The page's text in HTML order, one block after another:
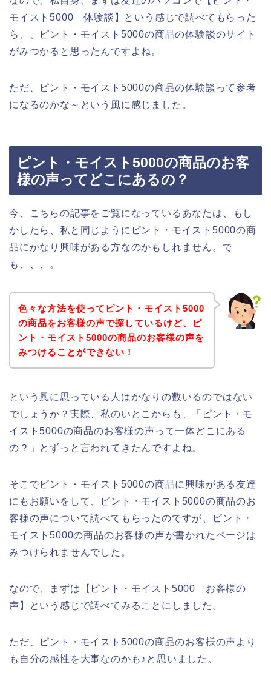
モイスト5000 体験談】という感じで調べてもらった
ら、、ピント・モイスト5000の商品の体験談のサイト
がみつかると思ったんですよね。
ただ、ピント・モイスト5000の商品の体験談って参考
になるのかな～という風に感じました。
ピント・モイスト5000の商品のお客
様の声ってどこにあるの？
今、こちらの記事をご覧になっているあなたは、もし
かしたら、私と同じようにピント・モイスト5000の商
品にかなり興味がある方なのかもしれません。で
も、、、。
色々な方法を使ってピント・モイスト5000
の商品をお客様の声で探しているけど、ピ
ント・モイスト5000の商品のお客様の声を
みつけることができない！
という風に思っている人はかなりの数いるのではない
でしょうか？実際、私のいとこからも、「ピント・モ
イスト5000の商品のお客様の声って一体どこにある
の？」とずっと言われてきたんですよね。
そこでピント・モイスト5000の商品に興味がある友達
にもお願いをして、ピント・モイスト5000の商品のお
客様の声について調べてもらったのですが、ピント・
モイスト5000の商品のお客様の声が書かれたページは
みつけられませんでした。
なので、まずは【ピント・モイスト5000 お客様の
声】という感じで調べてみることにしました。
ただ、ピント・モイスト5000の商品のお客様の声より
も自分の感性を大事なのかも♪と思いました。